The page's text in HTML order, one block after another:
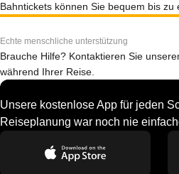
Bahntickets können Sie bequem bis zu
Echte menschliche unterstützung
Brauche Hilfe? Kontaktieren Sie
während Ihrer Reise.
Unsere kostenlose App für jeden
Reiseplanung war noch nie